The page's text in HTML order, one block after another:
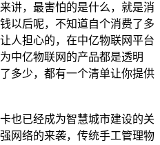
讲，最害怕的是什么，就是消
以后呢，不知道自个消费了多
人担心的，在中亿物联网平台
中亿物联网的产品都是透明
多少，都有一个清单让你提供
也已经成为智慧城市建设的关
网络的来袭，传统手工管理物